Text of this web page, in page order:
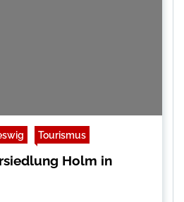
Tourismus
Holm in